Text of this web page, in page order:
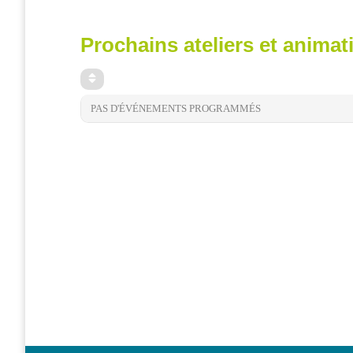
Prochains ateliers et
PAS D'ÉVÉNEMENTS PROGRAMMÉS
numérique